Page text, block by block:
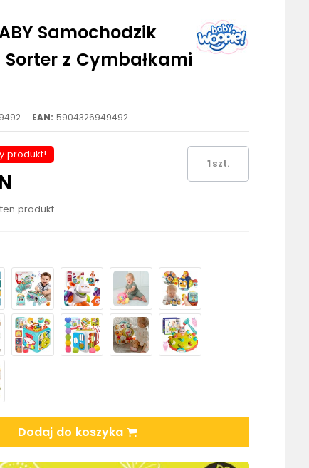
Samochodzik
z Cymbałkami
EAN: 5904326949492
produkt!
produkt
szt.
Dodaj do koszyka